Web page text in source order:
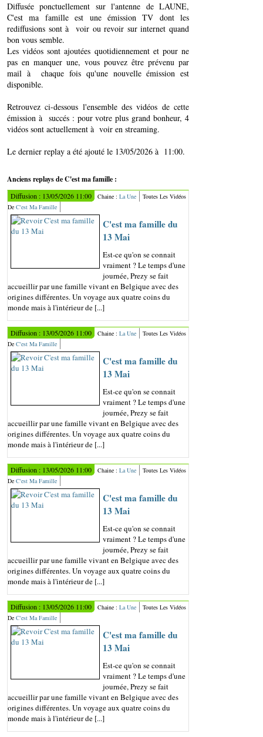
Diffusée ponctuellement sur l'antenne de LAUNE,
C'est ma famille est une émission TV dont les
rediffusions sont à voir ou revoir sur internet quand
bon vous semble.
Les vidéos sont ajoutées quotidiennement et pour ne
pas en manquer une, vous pouvez être prévenu par
mail à chaque fois qu'une nouvelle émission est
disponible.
Retrouvez ci-dessous l'ensemble des vidéos de cette
émission à succés : pour votre plus grand bonheur, 4
vidéos sont actuellement à voir en streaming.
Le dernier replay a été ajouté le 13/05/2026 à 11:00.
Anciens replays de C'est ma famille :
Diffusion : 13/05/2026 11:00 Chaine : La Une
Toutes Les Vidéos
De C'est Ma Famille
C'est ma famille du
13 Mai
Est-ce qu'on se connait
vraiment ? Le temps d'une
journée, Prezy se fait
accueillir par une famille vivant en Belgique avec des
origines différentes. Un voyage aux quatre coins du
monde mais à l'intérieur de [...]
Diffusion : 13/05/2026 11:00 Chaine : La Une
Toutes Les Vidéos
De C'est Ma Famille
C'est ma famille du
13 Mai
Est-ce qu'on se connait
vraiment ? Le temps d'une
journée, Prezy se fait
accueillir par une famille vivant en Belgique avec des
origines différentes. Un voyage aux quatre coins du
monde mais à l'intérieur de [...]
Diffusion : 13/05/2026 11:00 Chaine : La Une
Toutes Les Vidéos
De C'est Ma Famille
C'est ma famille du
13 Mai
Est-ce qu'on se connait
vraiment ? Le temps d'une
journée, Prezy se fait
accueillir par une famille vivant en Belgique avec des
origines différentes. Un voyage aux quatre coins du
monde mais à l'intérieur de [...]
Diffusion : 13/05/2026 11:00 Chaine : La Une
Toutes Les Vidéos
De C'est Ma Famille
C'est ma famille du
13 Mai
Est-ce qu'on se connait
vraiment ? Le temps d'une
journée, Prezy se fait
accueillir par une famille vivant en Belgique avec des
origines différentes. Un voyage aux quatre coins du
monde mais à l'intérieur de [...]